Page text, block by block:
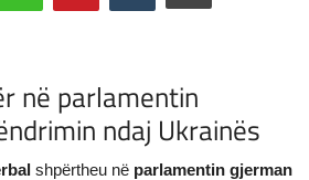
në parlamentin
ndaj Ukrainës
shpërtheu në parlamentin gjerman